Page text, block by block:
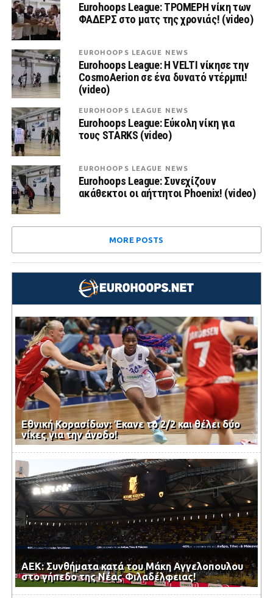
Eurohoops League: ΤΡΟΜΕΡΗ νίκη των
ΦΑΔΕΡΣ στο ματς της χρονιάς! (video)
EUROHOOPS LEAGUE NEWS
Eurohoops League: Η VELTI νίκησε την
CosmoAerion σε ένα δυνατό ντέρμπι!
(video)
EUROHOOPS LEAGUE NEWS
Eurohoops League: Εύκολη νίκη για
τους STARKS (video)
EUROHOOPS LEAGUE NEWS
Eurohoops League: Συνεχίζουν
ακάθεκτοι οι αήττητοι Phoenix! (video)
MORE POSTS
Εθνική Κορασίδων: Έκανε το 2/2 και θέλει δύο
νίκες για την άνοδο!
ΑΕΚ: Συνθήματα κατά του Μάκη Αγγελοπουλου
στο γήπεδο της Νέας Φιλαδέλφειας!